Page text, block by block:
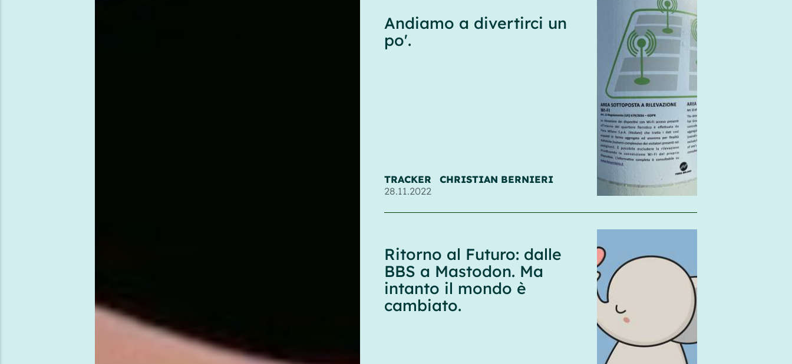
Andiamo a divertirci un
po'.
TRACKER
CHRISTIAN BERNIERI
28.11.2022
Ritorno al Futuro: dalle
BBS a Mastodon. Ma
intanto il mondo è
cambiato.